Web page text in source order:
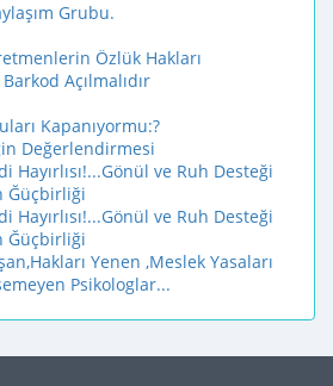
Grubu.
Özlük Hakları
Açılmalıdır
Kapanıyormu:?
Değerlendirmesi
Hayırlısı!...Gönül ve Ruh Desteği
Ğüçbirliği
Hayırlısı!...Gönül ve Ruh Desteği
Ğüçbirliği
Yenen ,Meslek Yasaları
Psikologlar...